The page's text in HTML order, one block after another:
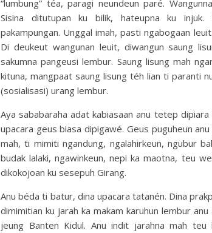
“lumbung” téa, paragi neundeun paré.
Sisina ditutupan ku bilik, hateupna ku
pakampungan. Unggal imah, pasti ngabogaan
Di deukeut wangunan leuit, diwangun saung
sakumna pangeusi lembur. Saung lisung mah
kituna, mangpaat saung lisung téh lian ti paranti
(sosialisasi) urang lembur.
Aya sababaraha adat kabiasaan anu tetep
upacara geus biasa dipigawé. Geus puguheun
mah, ti mimiti ngandung, ngalahirkeun, ngubur
budak lalaki, ngawinkeun, nepi ka maotna, teu
dikokojoan ku sesepuh Girang.
Anu béda ti batur, dina upacara tatanén. Dina
dimimitian ku jarah ka makam karuhun lembur
jeung Banten Kidul. Anu indit jarahna mah teu